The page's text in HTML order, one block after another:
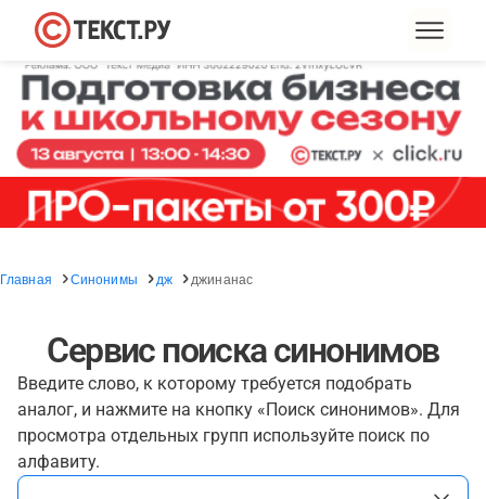
Главная Синонимы дж джинанас
Сервис поиска синонимов
Введите слово, к которому требуется подобрать
аналог, и нажмите на кнопку «Поиск синонимов». Для
просмотра отдельных групп используйте поиск по
алфавиту.